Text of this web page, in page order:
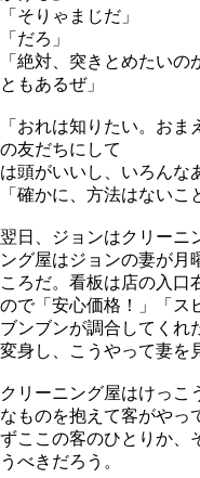
「そりゃまじだ」
「だろ」
「絶対、突きとめたい
ともあるぜ」
「おれは知りたい。お
の友だちにして
は頭がいいし、いろんな
「確かに、方法はないこ
翌日、ジョンはクリーニ
ング屋はジョンの妻が月
ころだ。看板は店の入口
ので「安心価格！」「ス
ブンブンが調合してくれ
変身し、こうやって妻を
クリーニング屋はけっこ
なものを抱えて客がやっ
ずここの客のひとりか、
うべきだろう。